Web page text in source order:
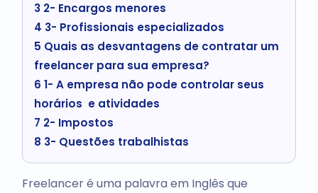
32- Encargos menores
4 3- Profissionais especializados
5 Quais as desvantagens de contratar um
freelancer para sua empresa?
6 1- A empresa não pode controlar seus
horários e atividades
7 2- Impostos
8 3- Questões trabalhistas
Freelancer é uma palavra em Inglês que